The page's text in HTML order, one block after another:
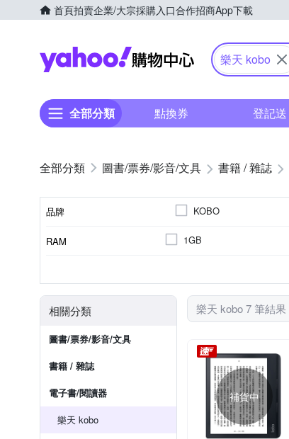
首頁拍賣企業/大宗採購入口合作招商App下載
Yahoo購物中心
樂天 kobo
全部分類 點換券 登記送
圖書/票券/影音/文具 書籍 / 雜誌
品牌 KOBO
RAM 1GB
相關分類
圖書/票券/影音/文具
書籍 / 雜誌
電子書/閱讀器
樂天 kobo
樂天 kobo 7 筆結果
補貨中